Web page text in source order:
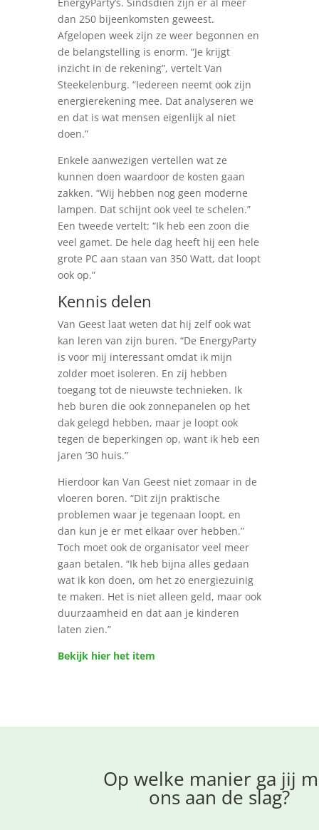
dan 250 bijeenkomsten geweest.
Afgelopen week zijn ze weer begonnen en
de belangstelling is enorm. “Je krijgt
inzicht in de rekening”, vertelt Van
Steekelenburg. “Iedereen neemt ook zijn
energierekening mee. Dat analyseren we
en dat is wat mensen eigenlijk al niet
doen.”
Enkele aanwezigen vertellen wat ze
kunnen doen waardoor de kosten gaan
zakken. “Wij hebben nog geen moderne
lampen. Dat schijnt ook veel te schelen.”
Een tweede vertelt: “Ik heb een zoon die
veel gamet. De hele dag heeft hij een hele
grote PC aan staan van 350 Watt, dat loopt
ook op.”
Kennis delen
Van Geest laat weten dat hij zelf ook wat
kan leren van zijn buren. “De EnergyParty
is voor mij interessant omdat ik mijn
zolder moet isoleren. En zij hebben
toegang tot de nieuwste technieken. Ik
heb buren die ook zonnepanelen op het
dak gelegd hebben, maar je loopt ook
tegen de beperkingen op, want ik heb een
jaren ’30 huis.”
Hierdoor kan Van Geest niet zomaar in de
vloeren boren. “Dit zijn praktische
problemen waar je tegenaan loopt, en
dan kun je er met elkaar over hebben.”
Toch moet ook de organisator veel meer
gaan betalen. “Ik heb bijna alles gedaan
wat ik kon doen, om het zo energiezuinig
te maken. Het is niet alleen geld, maar ook
duurzaamheid en dat aan je kinderen
laten zien.”
Bekijk hier het item
Op welke manier ga jij
ons aan de slag?